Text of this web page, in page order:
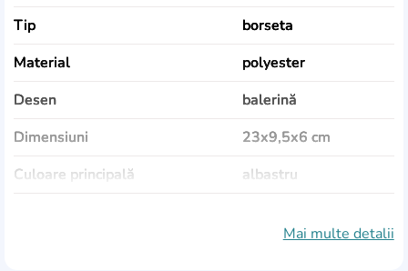
Tip
borseta
Material
polyester
Desen
balerină
Dimensiuni
23x9,5x6 cm
Culoare principală
albastru
Mai multe detalii